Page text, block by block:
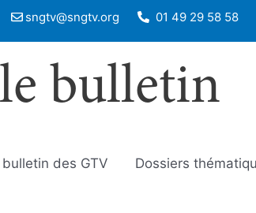
sngtv@sngtv.org 01 49 29 58 58
le bulletin
des GTV Dossiers